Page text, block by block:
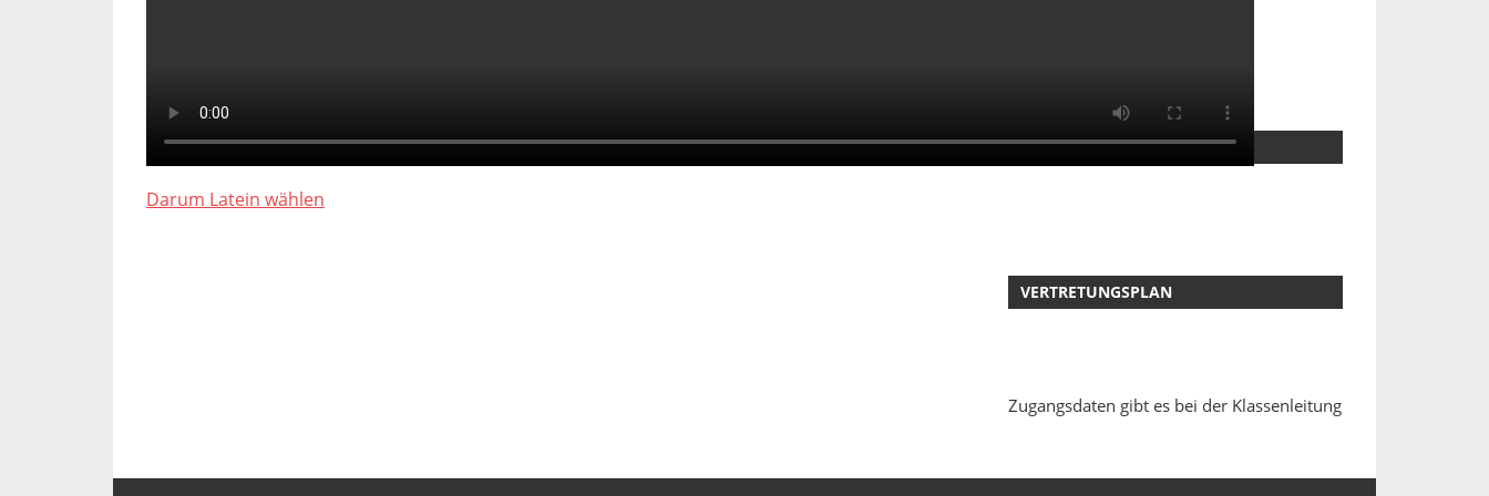
Darum Latein wählen
KOOPERATIONEN
VERTRETUNGSPLAN
Zugangsdaten gibt es bei der Klassenleitung